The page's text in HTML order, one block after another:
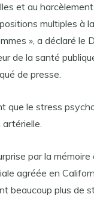
et au
multiples à
», a déclaré le
de la santé
de presse.
que le stress
par la
agréée en
beaucoup plus de